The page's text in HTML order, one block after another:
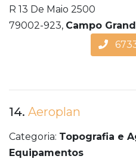
R 13 De Maio 2500
79002-923, Campo
14. Aeroplan
Categoria: Topografia e
Equipamentos